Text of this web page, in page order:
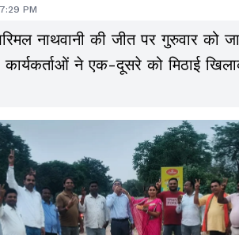
PM
नाथवानी की जीत पर गुरुवार को
कार्यकर्ताओं ने एक-दूसरे को मिठाई